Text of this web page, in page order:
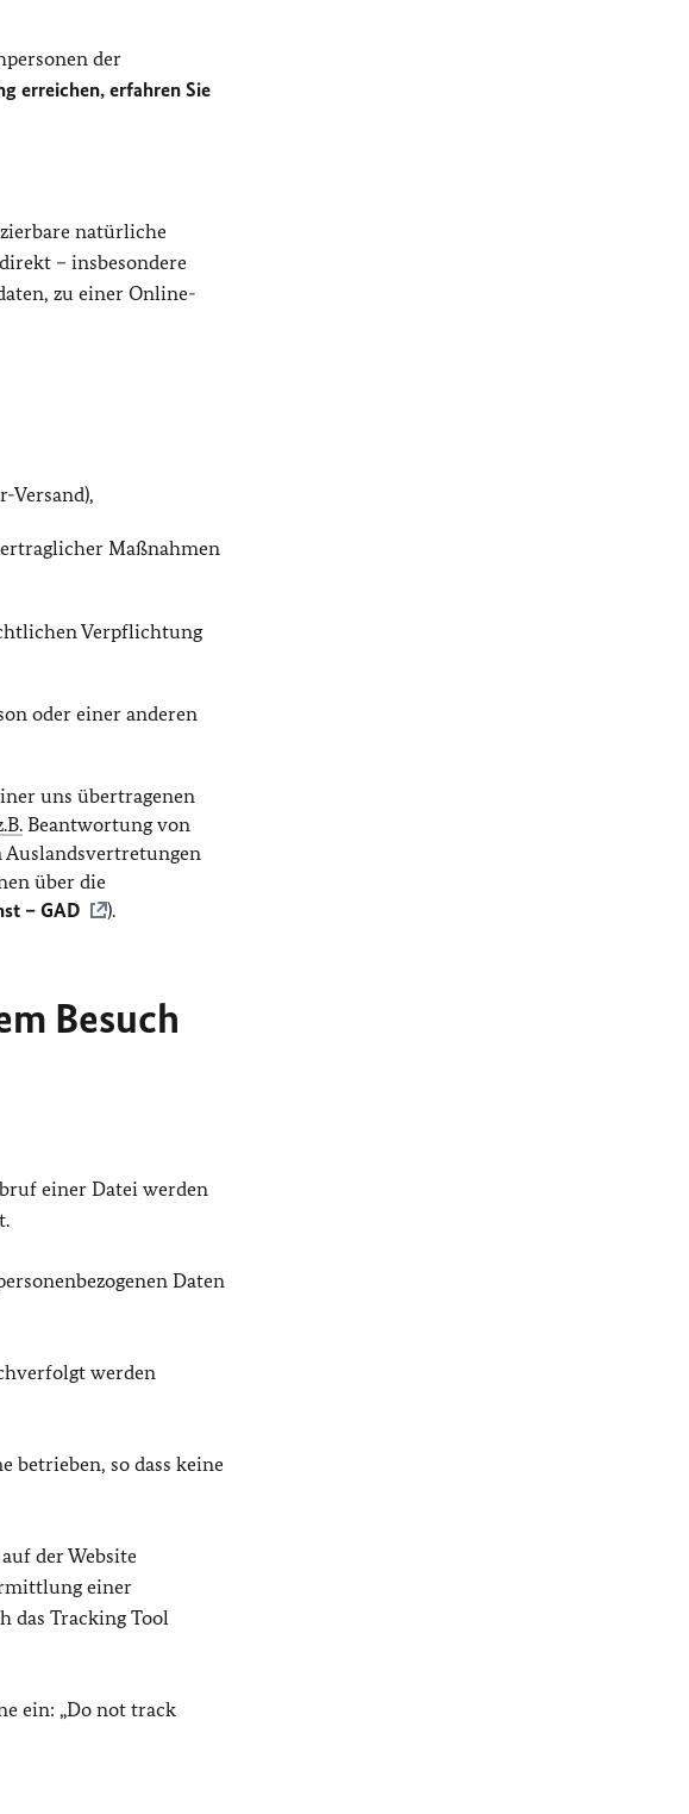
der
erreichen, erfahren Sie
natürliche
– insbesondere
zu einer Online-
Versand),
Maßnahmen
Verpflichtung
oder einer anderen
uns übertragenen
Beantwortung von
Auslandsvertretungen
über die
– GAD ).
Besuch
einer Datei werden
Daten
werden
betrieben, so dass keine
der Website
einer
das Tracking Tool
ein: „Do not track